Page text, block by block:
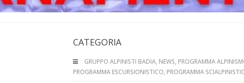
CATEGORIA
GRUPPO ALPINISTI BADIA, NEWS, PROGRAMMA
PROGRAMMA ESCURSIONISTICO, PROGRAMMA